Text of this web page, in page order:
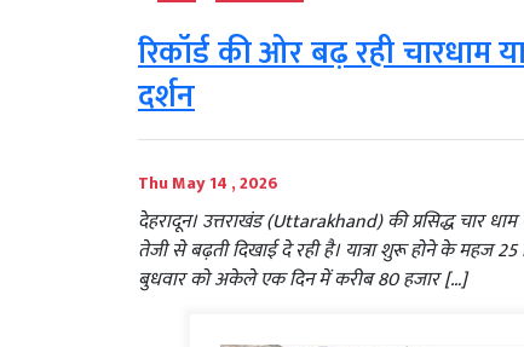
रिकॉर्ड की ओर बढ़ रही चारधाम
दर्शन
Thu May 14 , 2026
देहरादून। उत्तराखंड (Uttarakhand) की प्रसिद्ध चार
तेजी से बढ़ती दिखाई दे रही है। यात्रा शुरू होने के महज
बुधवार को अकेले एक दिन में करीब 80 हजार […]